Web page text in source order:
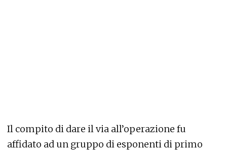
Il compito di dare il via all’operazione fu
affidato ad un gruppo di esponenti di primo